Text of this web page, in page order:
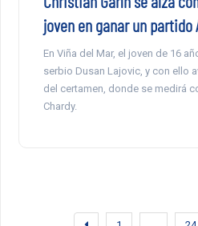
joven en ganar un partido
En Viña del Mar, el joven de 16
serbio Dusan Lajovic, y con ello
del certamen, donde se medirá
Chardy.